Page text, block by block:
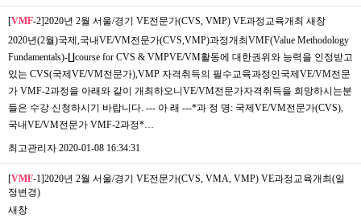
[VMF-2]2020년 2월 서울/경기 VE전문가(CVS, VMP) VE과정교육개최 새창
2020년(2월)국제,국내VE/VM전문가(CVS,VMP)과정개최VMF(Value Methodology
Fundamentals)-∐course for CVS & VMPVE/VM활동에 대한권위와 능력을 인정받고
있는 CVS(국제VE/VM전문가),VMP 자격취득의 필수교육과정인국제VE/VM전문
가 VMF-2과정을 아래와 같이 개최하오니VE/VM전문가자격취득을 희망하시는분
들은 수강 신청하시기 바랍니다. --- 아 래 ---*과 정 명: 국제VE/VM전문가(CVS),
국내VE/VM전문가 VMF-2과정*…
최고관리자 2020-01-08 16:34:31
[VMF-1]2020년 2월 서울/경기 VE전문가(CVS, VMA, VMP) VE과정교육개최(일
정변경)
새창